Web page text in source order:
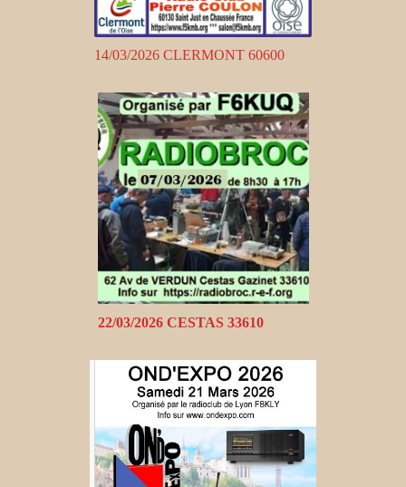
14/03/2026 CLERMONT 60600
22/03/2026 CESTAS 33610